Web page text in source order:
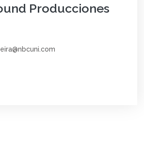
Producciones